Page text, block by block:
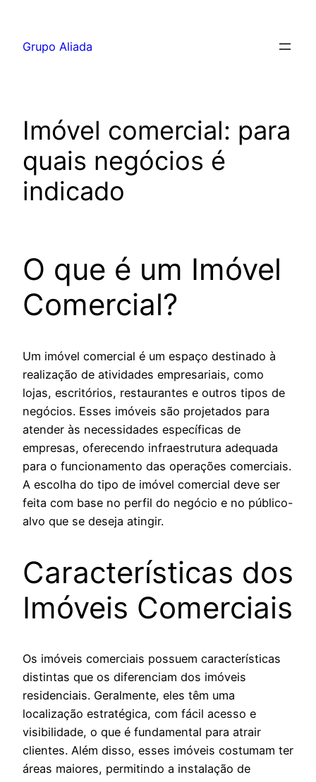
Grupo Aliada
Imóvel comercial: para
quais negócios é
indicado
O que é um Imóvel
Comercial?
Um imóvel comercial é um espaço destinado à
realização de atividades empresariais, como
lojas, escritórios, restaurantes e outros tipos de
negócios. Esses imóveis são projetados para
atender às necessidades específicas de
empresas, oferecendo infraestrutura adequada
para o funcionamento das operações comerciais.
A escolha do tipo de imóvel comercial deve ser
feita com base no perfil do negócio e no público-
alvo que se deseja atingir.
Características dos
Imóveis Comerciais
Os imóveis comerciais possuem características
distintas que os diferenciam dos imóveis
residenciais. Geralmente, eles têm uma
localização estratégica, com fácil acesso e
visibilidade, o que é fundamental para atrair
clientes. Além disso, esses imóveis costumam ter
áreas maiores, permitindo a instalação de